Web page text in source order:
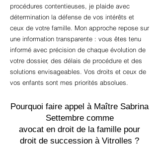
procédures contentieuses, je plaide avec
détermination la défense de vos intérêts et
ceux de votre famille. Mon approche repose sur
une information transparente : vous êtes tenu
informé avec précision de chaque évolution de
votre dossier, des délais de procédure et des
solutions envisageables. Vos droits et ceux de
vos enfants sont mes priorités absolues.
Pourquoi faire appel à Maître Sabrina
Settembre comme
avocat en droit de la famille pour
droit de succession à Vitrolles ?